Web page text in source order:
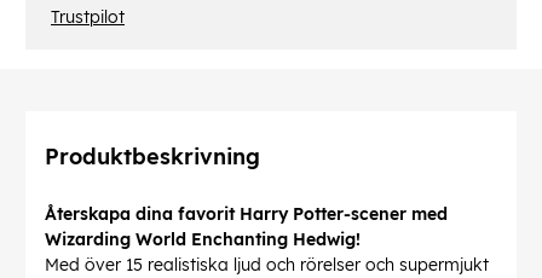
Trustpilot
Produktbeskrivning
Återskapa dina favorit Harry Potter-scener med
Wizarding World Enchanting Hedwig!
Med över 15 realistiska ljud och rörelser och supermjukt